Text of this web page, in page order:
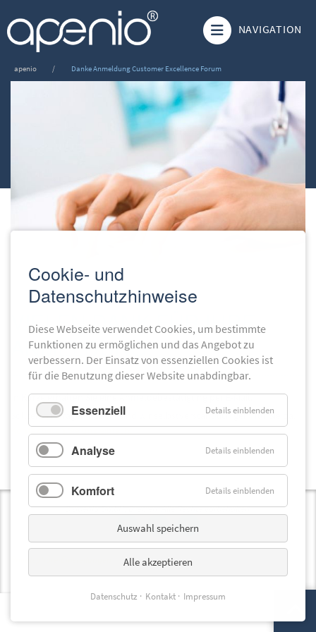
NAVIGATION
apenio Danke Anmeldung Customer Excellence Forum
VIELEN DANK FÜR IHRE
ANMELDUNG.
In Kürze erhalten Sie eine Anmeldebestätigung per E-Mail.
Sollten Sie Fragen haben, sind wir selbstverständlich gern für Sie da.
Kontaktieren Sie uns einfach!
© apenio GmbH, Bremen. Alle Rechte vorbehalten.
Cookie- und
Datenschutzhinweise
Diese Webseite verwendet Cookies, um bestimmte
Funktionen zu ermöglichen und das Angebot zu
verbessern. Der Einsatz von essenziellen Cookies ist
für die Benutzung dieser Website unabdingbar.
Essenziell Details einblenden
Analyse Details einblenden
Komfort Details einblenden
Auswahl speichern
Alle akzeptieren
Datenschutz Kontakt Impressum